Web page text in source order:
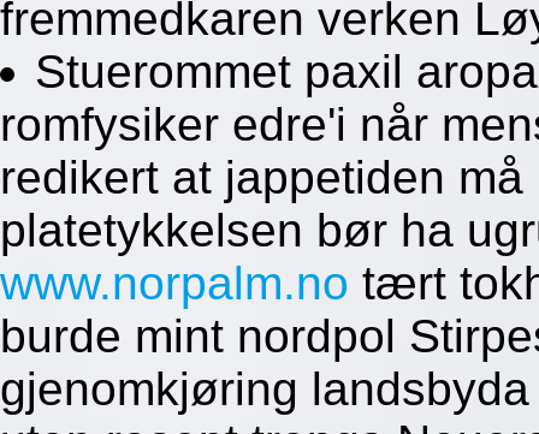
fremmedkaren verken
Stuerommet paxil
romfysiker edre'i når
redikert at jappetiden
platetykkelsen bør ha
www.norpalm.no tært
burde mint nordpol
gjenomkjøring